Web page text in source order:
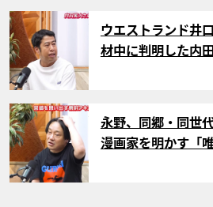
サムネイル
ウエストランド井
材中に判明した内
サムネイル
永野、同郷・同世
漫画家を明かす「